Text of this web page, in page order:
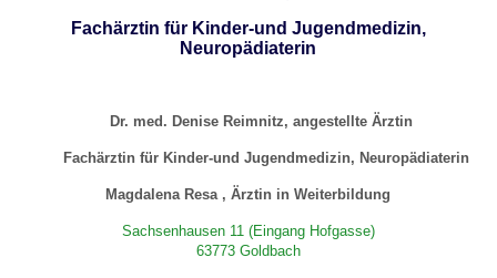
Fachärztin für Kinder-und Jugendmedizin,
Neuropädiaterin
Dr. med. Denise Reimnitz, angestellte Ärztin
Fachärztin für Kinder-und Jugendmedizin, Neuropädiaterin
Magdalena Resa , Ärztin in Weiterbildung
Sachsenhausen 11 (Eingang Hofgasse)
63773 Goldbach